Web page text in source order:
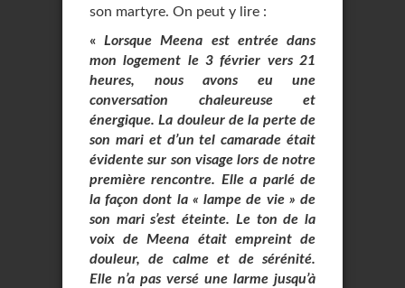
son martyre. On peut y lire :
«Lorsque Meena est entrée dans
mon logement le 3 février vers 21
heures, nous avons eu une
conversation chaleureuse et
énergique. La douleur de la perte de
son mari et d’un tel camarade était
évidente sur son visage lors de notre
première rencontre. Elle a parlé de
la façon dont la « lampe de vie » de
son mari s’est éteinte. Le ton de la
voix de Meena était empreint de
douleur, de calme et de sérénité.
Elle n’a pas versé une larme jusqu’à